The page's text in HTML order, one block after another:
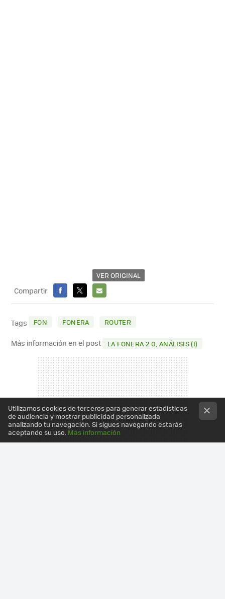
VER ORIGINAL
Compartir
FACEBOOK
X
E-
MAIL
Tags FON FONERA ROUTER
Más información en el post LA FONERA 2.0, ANÁLISIS (I)
Utilizamos cookies de terceros para generar estadísticas
de audiencia y mostrar publicidad personalizada
analizando tu navegación. Si sigues navegando estarás
aceptando su uso. Más información